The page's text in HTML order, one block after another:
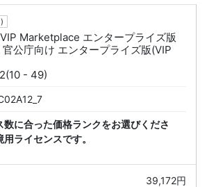
Marketplace エンタープライズ版
公庁向け エンタープライズ版(VIP
- 49)
数に合った価格ランクをお選びくださ
ライセンスです。
39,172円